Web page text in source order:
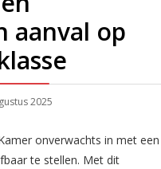
aanval op
2025
onverwachts in met een
te stellen. Met dit